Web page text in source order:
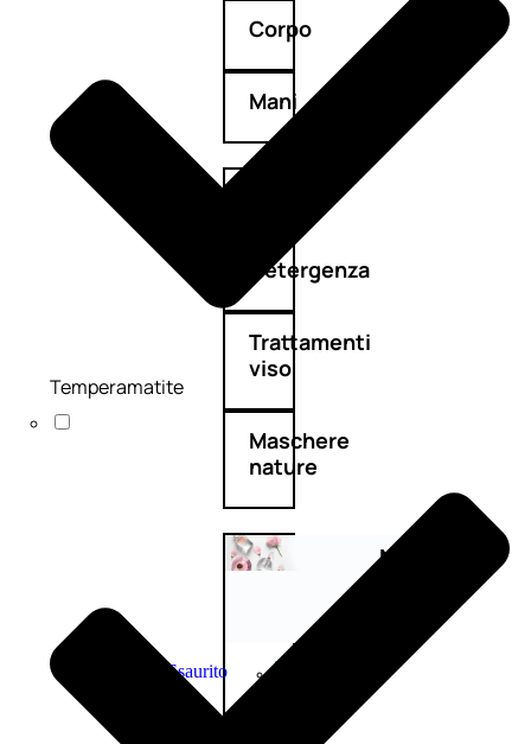
Corpo
Mani
Detergenza
Trattamenti
viso
Maschere
nature
Novità
Esaurito
Temperamatite